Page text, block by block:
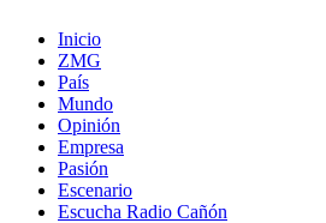
Inicio
ZMG
País
Mundo
Opinión
Empresa
Pasión
Escenario
Escucha Radio Cañón